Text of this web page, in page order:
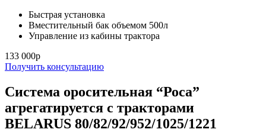
Быстрая установка
Вместительный бак объемом 500л
Управление из кабины трактора
133 000р
Получить консультацию
Система оросительная “Роса”
агрегатируется с тракторами
BELARUS 80/82/92/952/1025/1221